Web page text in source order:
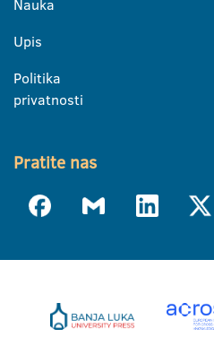
Nauka
Upis
Politika
privatnosti
Pratite nas